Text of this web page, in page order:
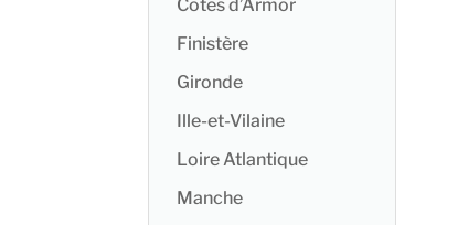
Côtes d’Armor
Finistère
Gironde
Ille-et-Vilaine
Loire Atlantique
Manche